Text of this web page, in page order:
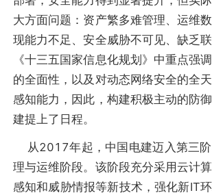
大方面问题：资产繁多难管理、运维
现能力不足、安全威胁不可见、缺乏
《十三五国家信息化规划》中重点强
的全面性，以及对动态网络安全的全
感知能力，因此，构建积极主动的防
建提上了日程。
从2017年起，中国电建迈入第三阶
理与运维阶段。该阶段充分采用云计
感知和威胁情报等新技术，强化新IT